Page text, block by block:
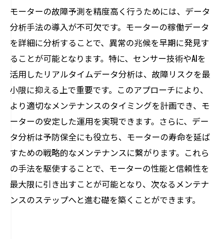
モーターの故障予測を精度高く行うためには、データ
分析手法の導入が不可欠です。モーターの稼働データ
を詳細に分析することで、異常の兆候を早期に発見す
ることが可能となります。特に、センサー技術やAIを
活用したリアルタイムデータ分析は、故障リスクを最
小限に抑える上で重要です。このアプローチにより、
より適切なメンテナンスのタイミングを計画でき、モ
ーターの安定した運用を実現できます。さらに、デー
タ分析は予防保全にも役立ち、モーターの寿命を延ば
すための戦略的なメンテナンスに繋がります。これら
の手法を駆使することで、モーターの性能と信頼性を
最大限に引き出すことが可能となり、次なるメンテナ
ンスのステップへと進む礎を築くことができます。